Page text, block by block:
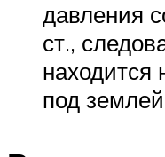
давления
ст.,
находится
под